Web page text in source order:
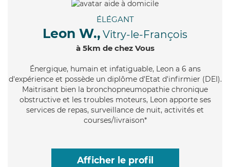
ÉLÉGANT
Leon W., Vitry-le-François
à 5km de chez Vous
Énergique, humain et infatiguable, Leon a 6 ans
d'expérience et possède un diplôme d'Etat d'infirmier (DEI).
Maitrisant bien la bronchopneumopathie chronique
obstructive et les troubles moteurs, Leon apporte ses
services de repas, surveillance de nuit, activités et
courses/livraison*
Afficher le profil